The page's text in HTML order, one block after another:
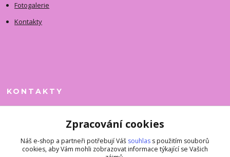
Fotogalerie
Kontakty
KONTAKTY
+420 731 390 323
superkousky@jetovmode.cz
Zpracování cookies
Náš e-shop a partneři potřebují Váš souhlas s použitím souborů
cookies, aby Vám mohli zobrazovat informace týkající se Vašich